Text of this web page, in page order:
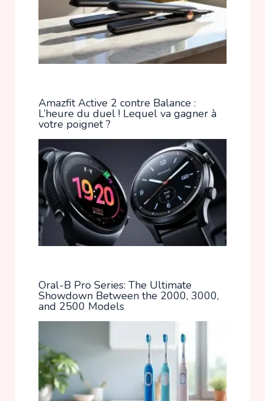
Amazfit Active 2 contre Balance :
L’heure du duel ! Lequel va gagner à
votre poignet ?
Oral-B Pro Series: The Ultimate
Showdown Between the 2000, 3000,
and 2500 Models